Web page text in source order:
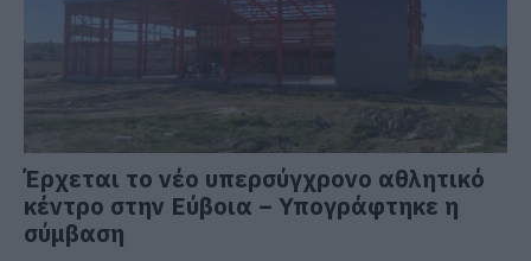
Έρχεται το νέο υπερσύγχρονο αθλητικό
κέντρο στην Εύβοια – Υπογράφτηκε η
σύμβαση